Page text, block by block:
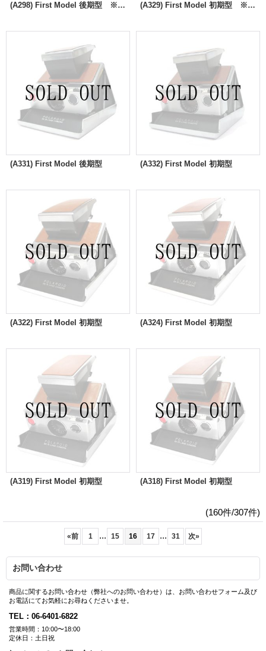
(A298) First Model 後期型 ※70⇔600切換え改造 (A329) First Model 初期型 ※70⇔600切換え改造
(A331) First Model 後期型 (A332) First Model 初期型
(A322) First Model 初期型 (A324) First Model 初期型
(A319) First Model 初期型 (A318) First Model 初期型
(160件/307件)
«前 1 ... 15 16 17 ... 31 次»
お問い合わせ
商品に関するお問い合わせ（弊社へのお問い合わせ）は、お問い合わせフォーム及び
お電話にてお気軽にお尋ねくださいませ。
TEL：06-6401-6822
営業時間：10:00〜18:00
定休日：土日祝